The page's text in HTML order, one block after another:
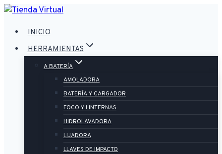
Saltar
contenido
INICIO
HERRAMIENTAS
A BATERÍA
AMOLADORA
BATERÍA Y CARGADOR
FOCO Y LINTERNAS
HIDROLAVADORA
LIJADORA
LLAVES DE IMPACTO